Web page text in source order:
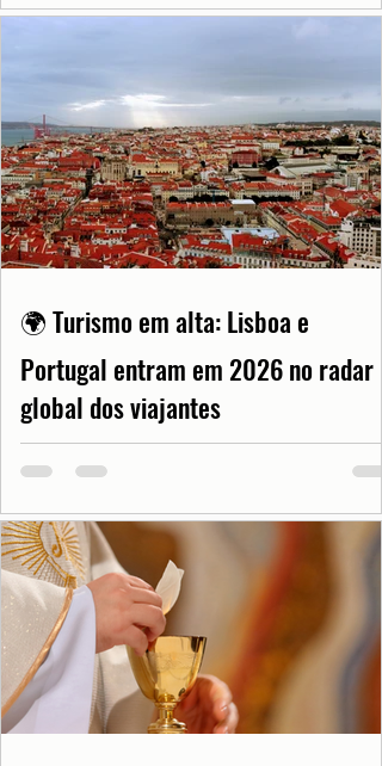
🌍 Turismo em alta: Lisboa e
Portugal entram em 2026 no radar
global dos viajantes